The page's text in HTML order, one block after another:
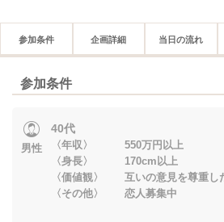
参加条件 企画詳細 当日の流れ
参加条件
男性
40代
〈年収〉 550万円以上
〈身長〉 170cm以上
〈価値観〉 互いの意見を尊重し
〈その他〉 恋人募集中